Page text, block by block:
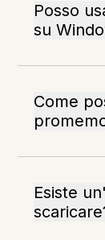
Posso
su
Come
Esiste